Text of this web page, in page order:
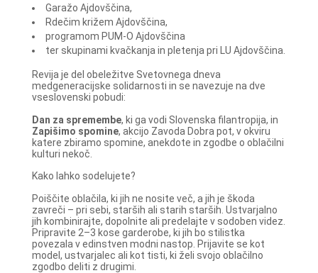
Garažo Ajdovščina,
Rdečim križem Ajdovščina,
programom PUM-O Ajdovščina
ter skupinami kvačkanja in pletenja pri LU Ajdovščina.
Revija je del obeležitve Svetovnega dneva
medgeneracijske solidarnosti in se navezuje na dve
vseslovenski pobudi:
Dan za spremembe, ki ga vodi Slovenska filantropija, in
Zapišimo spomine, akcijo Zavoda Dobra pot, v okviru
katere zbiramo spomine, anekdote in zgodbe o oblačilni
kulturi nekoč.
Kako lahko sodelujete?
Poiščite oblačila, ki jih ne nosite več, a jih je škoda
zavreči – pri sebi, starših ali starih starših. Ustvarjalno
jih kombinirajte, dopolnite ali predelajte v sodoben videz.
Pripravite 2–3 kose garderobe, ki jih bo stilistka
povezala v edinstven modni nastop. Prijavite se kot
model, ustvarjalec ali kot tisti, ki želi svojo oblačilno
zgodbo deliti z drugimi.